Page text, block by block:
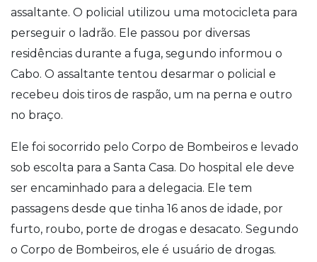
assaltante. O policial utilizou uma motocicleta para
perseguir o ladrão. Ele passou por diversas
residências durante a fuga, segundo informou o
Cabo. O assaltante tentou desarmar o policial e
recebeu dois tiros de raspão, um na perna e outro
no braço.
Ele foi socorrido pelo Corpo de Bombeiros e levado
sob escolta para a Santa Casa. Do hospital ele deve
ser encaminhado para a delegacia. Ele tem
passagens desde que tinha 16 anos de idade, por
furto, roubo, porte de drogas e desacato. Segundo
o Corpo de Bombeiros, ele é usuário de drogas.